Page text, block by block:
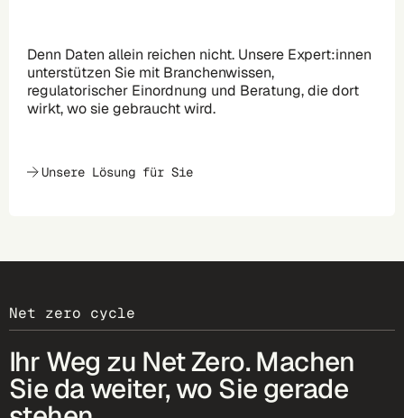
Denn Daten allein reichen nicht. Unsere Expert:innen
unterstützen Sie mit Branchenwissen,
regulatorischer Einordnung und Beratung, die dort
wirkt, wo sie gebraucht wird.
Unsere Lösung für Sie
Net zero cycle
Ihr Weg zu Net Zero. Machen
Sie da weiter, wo Sie gerade